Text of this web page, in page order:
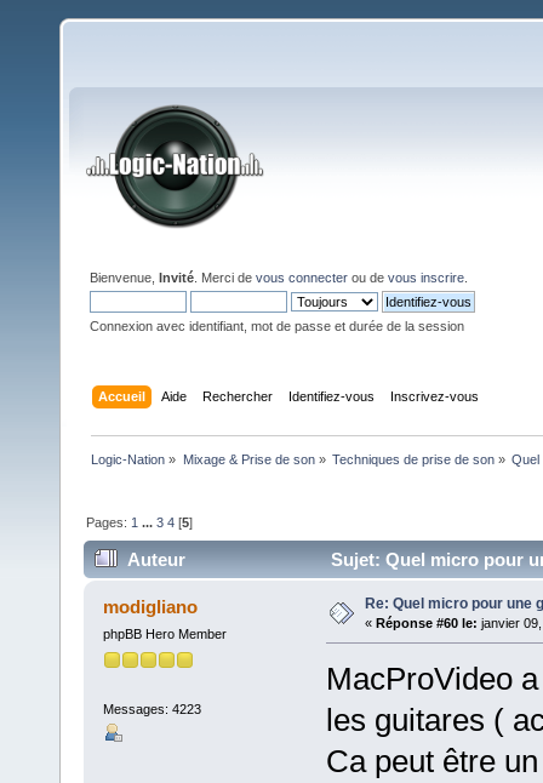
Bienvenue, Invité . Merci de vous connecter ou de vous inscrire
Connexion avec identifiant, mot de passe et durée de la session
Accueil Aide Rechercher Identifiez-vous Inscrivez-vous
Logic-Nation » Mixage & Prise de son» Techniques de prise de son» Quel
Pages: 1 ...3 4 [5]
Auteur Sujet: Quel micro pour
modigliano
phpBB Hero Member
Messages: 4223
Re: Quel micro pour une
« Réponse #60 le: janvier
MacProVideo
les guitares (
Ca peut être